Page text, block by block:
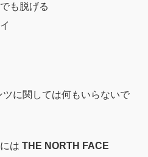
も脱げる
に関しては何もいらないで
にはTHE NORTH FACE